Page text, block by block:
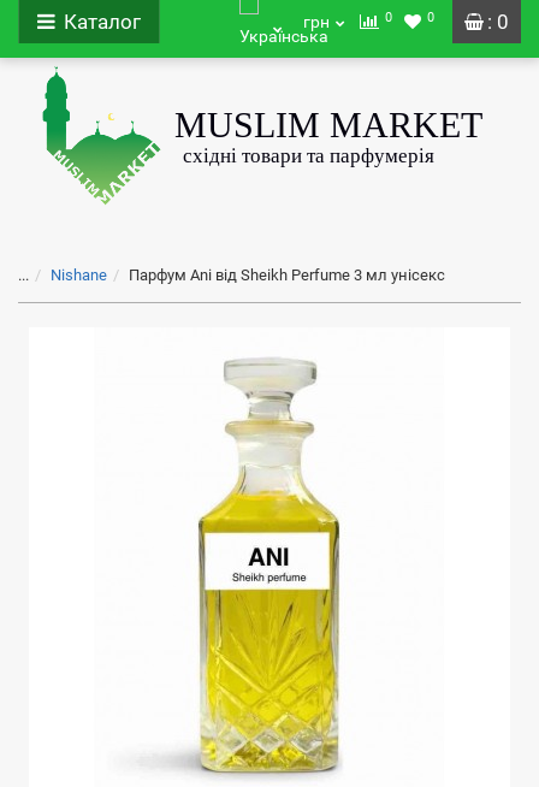
: 0
Каталог грн 0 0
... Nishane Парфум Ani від Sheikh Perfume 3 мл унісекс